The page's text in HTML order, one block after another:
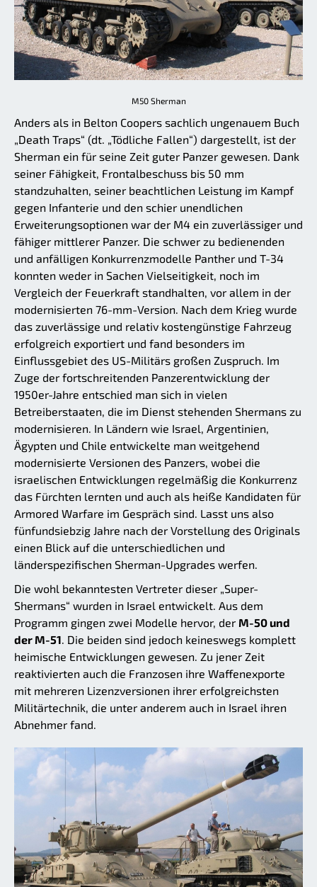
M50 Sherman
Anders als in Belton Coopers sachlich ungenauem Buch
„Death Traps“ (dt. „Tödliche Fallen“) dargestellt, ist der
Sherman ein für seine Zeit guter Panzer gewesen. Dank
seiner Fähigkeit, Frontalbeschuss bis 50 mm
standzuhalten, seiner beachtlichen Leistung im Kampf
gegen Infanterie und den schier unendlichen
Erweiterungsoptionen war der M4 ein zuverlässiger und
fähiger mittlerer Panzer. Die schwer zu bedienenden
und anfälligen Konkurrenzmodelle Panther und T-34
konnten weder in Sachen Vielseitigkeit, noch im
Vergleich der Feuerkraft standhalten, vor allem in der
modernisierten 76-mm-Version. Nach dem Krieg wurde
das zuverlässige und relativ kostengünstige Fahrzeug
erfolgreich exportiert und fand besonders im
Einflussgebiet des US-Militärs großen Zuspruch. Im
Zuge der fortschreitenden Panzerentwicklung der
1950er-Jahre entschied man sich in vielen
Betreiberstaaten, die im Dienst stehenden Shermans zu
modernisieren. In Ländern wie Israel, Argentinien,
Ägypten und Chile entwickelte man weitgehend
modernisierte Versionen des Panzers, wobei die
israelischen Entwicklungen regelmäßig die Konkurrenz
das Fürchten lernten und auch als heiße Kandidaten für
Armored Warfare im Gespräch sind. Lasst uns also
fünfundsiebzig Jahre nach der Vorstellung des Originals
einen Blick auf die unterschiedlichen und
länderspezifischen Sherman-Upgrades werfen.
Die wohl bekanntesten Vertreter dieser „Super-
Shermans“ wurden in Israel entwickelt. Aus dem
Programm gingen zwei Modelle hervor, der M-50 und
der M-51 . Die beiden sind jedoch keineswegs komplett
heimische Entwicklungen gewesen. Zu jener Zeit
reaktivierten auch die Franzosen ihre Waffenexporte
mit mehreren Lizenzversionen ihrer erfolgreichsten
Militärtechnik, die unter anderem auch in Israel ihren
Abnehmer fand.